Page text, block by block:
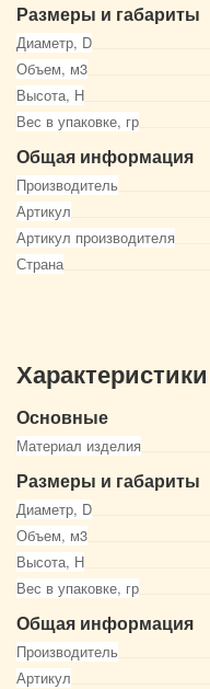
Размеры и габариты
Диаметр, D
Объем, м3
Высота, Н
Вес в упаковке, гр
Общая информация
Производитель
Артикул
Артикул производителя
Страна
Характеристики
Основные
Материал изделия
Размеры и габариты
Диаметр, D
Объем, м3
Высота, Н
Вес в упаковке, гр
Общая информация
Производитель
Артикул